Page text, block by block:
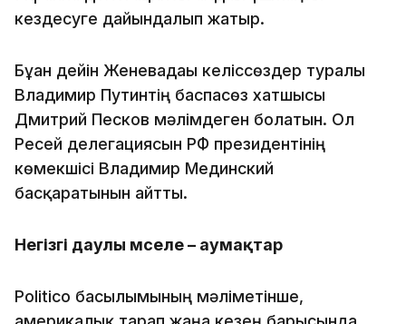
кездесуге дайындалып жатыр.
Бұған дейін Женевадағы келіссөздер туралы
Владимир Путинтің баспасөз хатшысы
Дмитрий Песков мәлімдеген болатын. Ол
Ресей делегациясын РФ президентінің
көмекшісі Владимир Мединский
басқаратынын айтты.
Негізгі даулы мәселе – аумақтар
Politico басылымының мәліметінше,